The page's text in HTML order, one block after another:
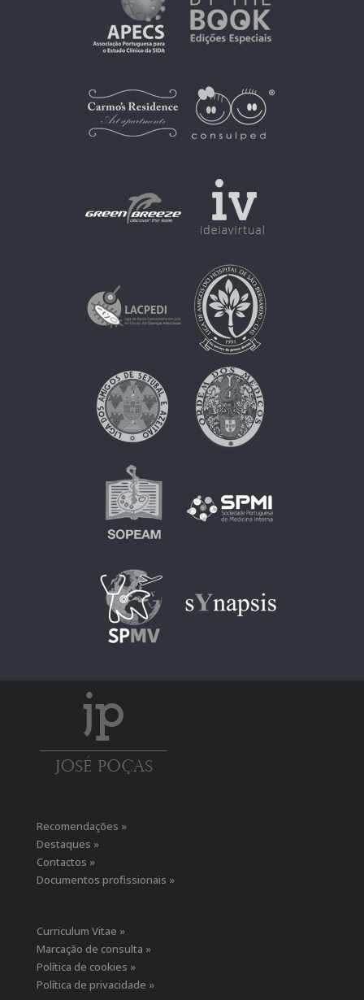
Recomendações »
Destaques »
Contactos »
Documentos profissionais »
Curriculum Vitae »
Marcação de consulta »
Política de cookies »
Política de privacidade »